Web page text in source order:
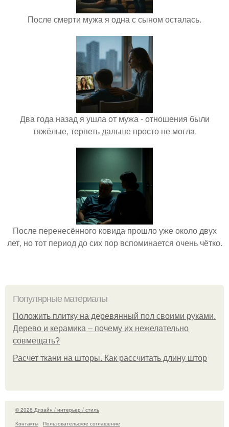
После смерти мужа я одна с сыном осталась.
Два года назад я ушла от мужа - отношения были
тяжёлые, терпеть дальше просто не могла.
После перенесённого ковида прошло уже около двух
лет, но тот период до сих пор вспоминается очень чётко.
Популярные материалы
Положить плитку на деревянный пол своими руками.
Дерево и керамика – почему их нежелательно
совмещать?
Расчет ткани на шторы. Как рассчитать длину штор
© 2026 Дизайн / интерьер / стиль
Контакты
Пользовательское соглашение